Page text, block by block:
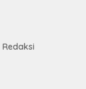
Redaksi